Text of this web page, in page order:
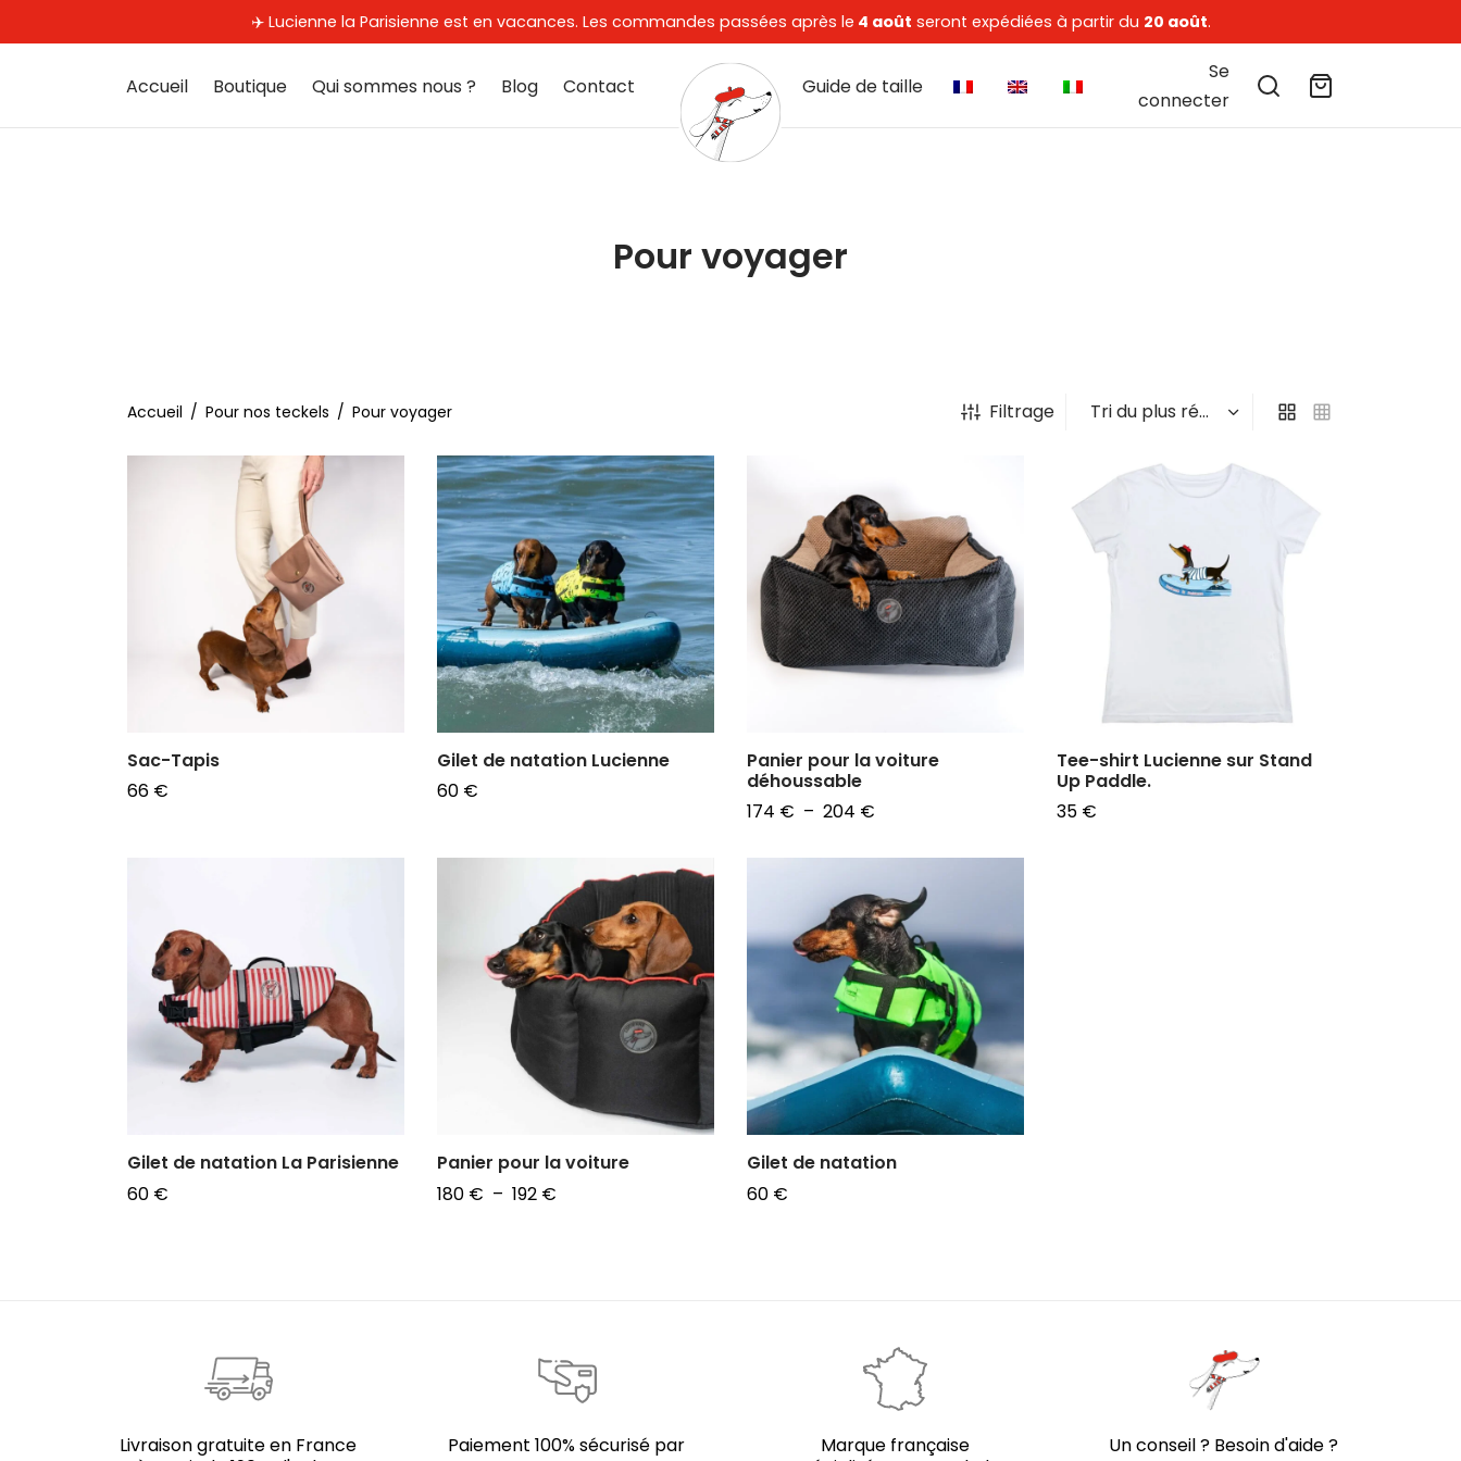
✈️ Lucienne la Parisienne est en vacances. Les commandes passées après le 4 août seront expédiées à partir du 20 août.
Accueil Boutique Qui sommes nous ? Blog Contact Guide de taille
Se
connecter
Pour voyager
Accueil / Pour nos teckels / Pour voyager Filtrage
Sac-Tapis
66 €
Gilet de natation Lucienne
60 €
Panier pour la voiture
déhoussable
174 € – 204 €
prix :
174 €
à
204 €
Tee-shirt Lucienne sur Stand
Up Paddle.
35 €
Gilet de natation La Parisienne
60 €
Panier pour la voiture
180 € – 192 €
Gilet de natation
60 €
Livraison gratuite en France
Paiement 100% sécurisé par
Marque française
Un conseil ? Besoin d'aide ?